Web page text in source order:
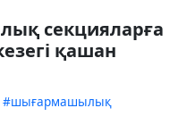
секцияларға
қашан
#шығармашылық